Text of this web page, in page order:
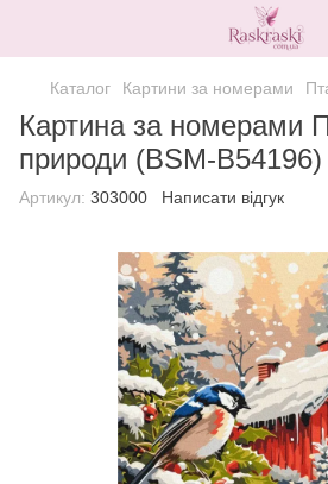
Каталог Картини за номерами
Картина за номерами
природи (BSM-
Артикул: 303000 Написати відгук